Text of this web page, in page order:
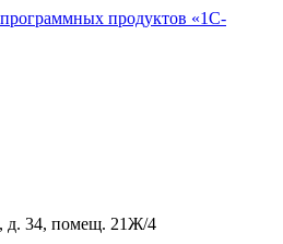
продуктов «1С-
д. 34, помещ. 21Ж/4